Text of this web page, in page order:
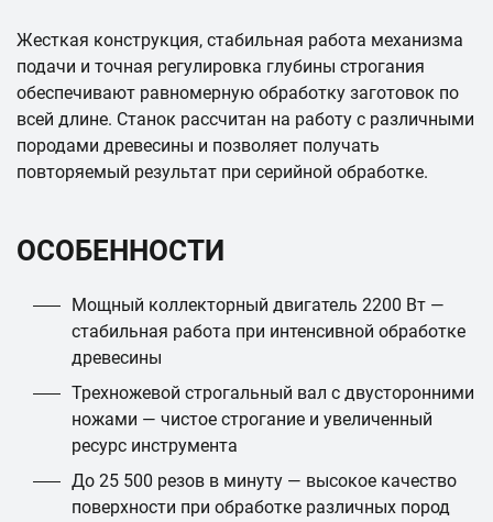
Жесткая конструкция, стабильная работа механизма
подачи и точная регулировка глубины строгания
обеспечивают равномерную обработку заготовок по
всей длине. Станок рассчитан на работу с различными
породами древесины и позволяет получать
повторяемый результат при серийной обработке.
ОСОБЕННОСТИ
Мощный коллекторный двигатель 2200 Вт —
стабильная работа при интенсивной обработке
древесины
Трехножевой строгальный вал с двусторонними
ножами — чистое строгание и увеличенный
ресурс инструмента
До 25 500 резов в минуту — высокое качество
поверхности при обработке различных пород